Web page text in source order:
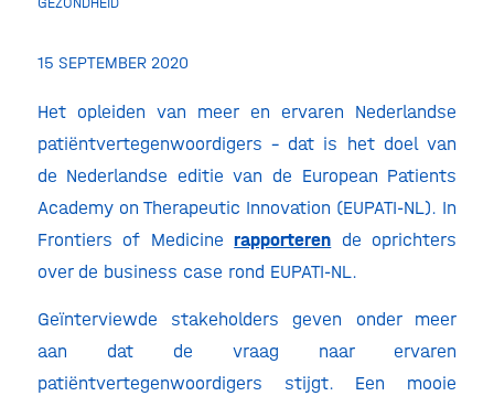
15 SEPTEMBER 2020
Het opleiden van meer en ervaren Nederlandse
patiëntvertegenwoordigers – dat is het doel van
de Nederlandse editie van de European Patients
Academy on Therapeutic Innovation (EUPATI-NL). In
Frontiers of Medicinerapporteren de oprichters
over de business case rond EUPATI-NL.
Geïnterviewde stakeholders geven onder meer
aan dat de vraag naar ervaren
patiëntvertegenwoordigers stijgt. Een mooie